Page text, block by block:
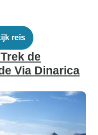
reis
de
Via Dinarica